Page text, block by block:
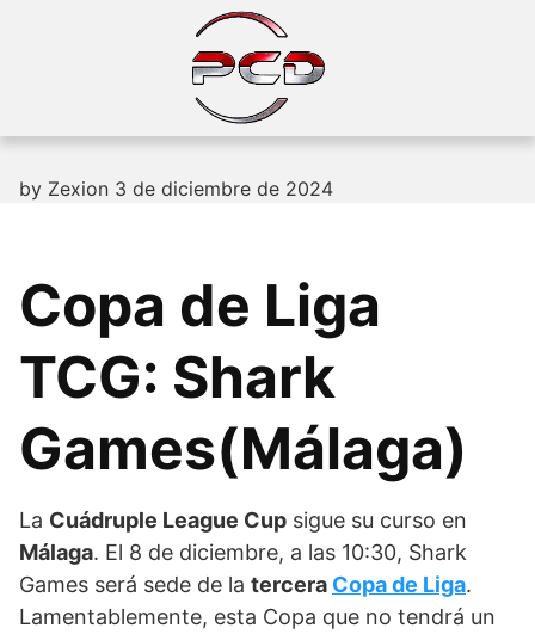
by Zexion 3 de diciembre de 2024
Copa de Liga
TCG: Shark
Games(Málaga)
La Cuádruple League Cup sigue su curso en
Málaga. El 8 de diciembre, a las 10:30, Shark
Games será sede de la tercera Copa de Liga.
Lamentablemente, esta Copa que no tendrá un